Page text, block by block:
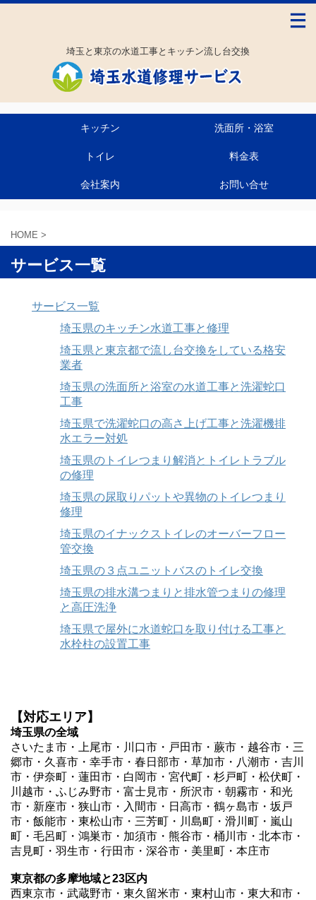
埼玉と東京の水道工事とキッチン流し台交換
キッチン 洗面所・浴室
トイレ 料金表
会社案内 お問い合せ
HOME >
サービス一覧
サービス一覧
埼玉県のキッチン水道工事と修理
埼玉県と東京都で流し台交換をしている格安
業者
埼玉県の洗面所と浴室の水道工事と洗濯蛇口
工事
埼玉県で洗濯蛇口の高さ上げ工事と洗濯機排
水エラー対処
埼玉県のトイレつまり解消とトイレトラブル
の修理
埼玉県の尿取りパットや異物のトイレつまり
修理
埼玉県のイナックストイレのオーバーフロー
管交換
埼玉県の３点ユニットバスのトイレ交換
埼玉県の排水溝つまりと排水管つまりの修理
と高圧洗浄
埼玉県で屋外に水道蛇口を取り付ける工事と
水栓柱の設置工事
【対応エリア】
埼玉県の全域
さいたま市・上尾市・川口市・戸田市・蕨市・越谷市・三
郷市・久喜市・幸手市・春日部市・草加市・八潮市・吉川
市・伊奈町・蓮田市・白岡市・宮代町・杉戸町・松伏町・
川越市・ふじみ野市・富士見市・所沢市・朝霧市・和光
市・新座市・狭山市・入間市・日高市・鶴ヶ島市・坂戸
市・飯能市・東松山市・三芳町・川島町・滑川町・嵐山
町・毛呂町・鴻巣市・加須市・熊谷市・桶川市・北本市・
吉見町・羽生市・行田市・深谷市・美里町・本庄市
東京都の多摩地域と23区内
西東京市・武蔵野市・東久留米市・東村山市・東大和市・